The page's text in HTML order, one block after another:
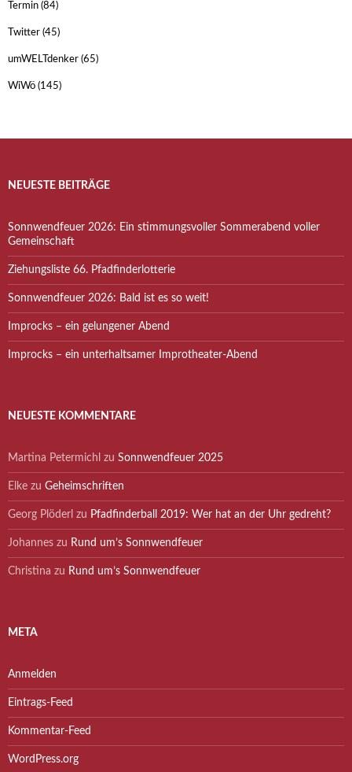
Termin (84)
Twitter (45)
umWELTdenker (65)
WiWö (145)
NEUESTE BEITRÄGE
Sonnwendfeuer 2026: Ein stimmungsvoller Sommerabend voller
Gemeinschaft
Ziehungsliste 66. Pfadfinderlotterie
Sonnwendfeuer 2026: Bald ist es so weit!
Improcks – ein gelungener Abend
Improcks – ein unterhaltsamer Improtheater-Abend
NEUESTE KOMMENTARE
Martina Petermichl zu Sonnwendfeuer 2025
Elke zu Geheimschriften
Georg Plöderl zu Pfadfinderball 2019: Wer hat an der Uhr gedreht?
Johannes zu Rund um’s Sonnwendfeuer
Christina zu Rund um’s Sonnwendfeuer
META
Anmelden
Eintrags-Feed
Kommentar-Feed
WordPress.org